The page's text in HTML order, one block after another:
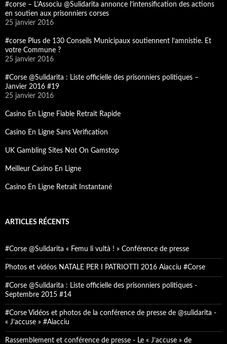
#corse – L’Associu @Sulidarita annonce l’intensification des actions
en soutien aux prisonniers corses
25 janvier 2016
#corse Plus de 130 Conseils Municipaux soutiennent l’amnistie. Et
votre Commune ?
25 janvier 2016
#Corse @Sulidarita : Liste officielle des prisonniers politiques –
Janvier 2016 #19
25 janvier 2016
Casino En Ligne Fiable Retrait Rapide
Casino En Ligne Sans Verification
UK Gambling Sites Not On Gamstop
Meilleur Casino En Ligne
Casino En Ligne Retrait Instantané
ARTICLES RÉCENTS
#Corse @Sulidarita « Femu li vultà ! » Conférence de presse
Photos et vidéos NATALE PER I PATRIOTTI 2016 Aiacciu #Corse
#Corse @Sulidarita : Liste officielle des prisonniers politiques -
Septembre 2015 #14
#Corse Vidéos et photos de la conférence de presse de @sulidarita -
« J’accuse » #Aiacciu
Rassemblement et conférence de presse - Le « J’accuse » de